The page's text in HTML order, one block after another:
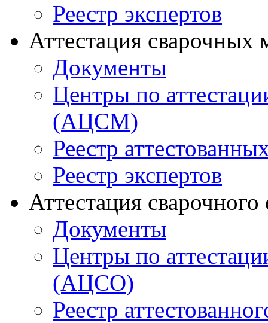
Реестр экспертов
Аттестация сварочных
Документы
Центры по
(АЦСМ)
Реестр
Реестр экспертов
Аттестация
Документы
Центры по
(АЦСО)
Реестр